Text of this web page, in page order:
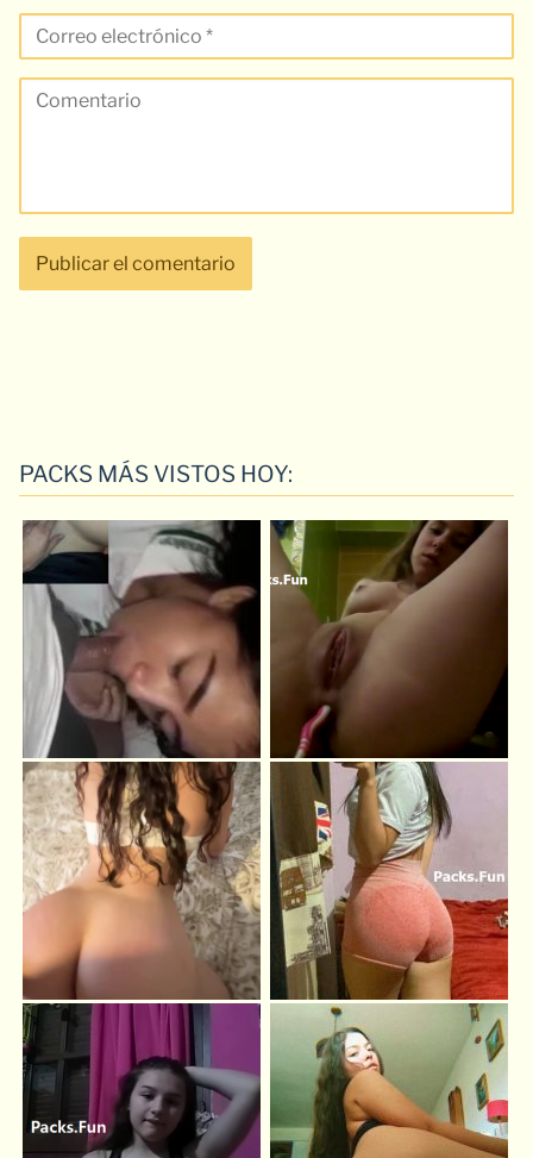
PACKS MÁS VISTOS HOY: